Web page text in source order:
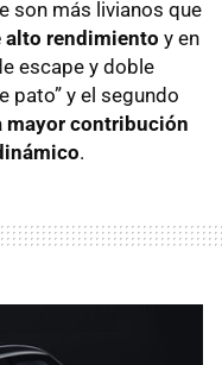
son más livianos que
alto rendimiento y en
escape y doble
pato” y el segundo
mayor contribución
.